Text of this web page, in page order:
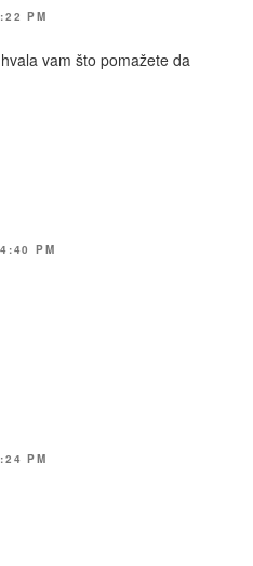
PM
vam što pomažete da
PM
PM